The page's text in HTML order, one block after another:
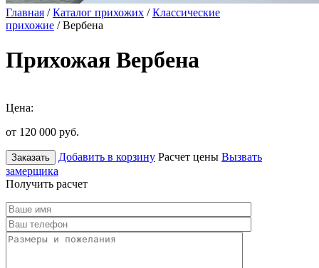
Главная /Каталог прихожих /Классические
прихожие / Вербена
Прихожая Вербена
Цена:
от 120 000 руб.
Заказать Добавить в корзину Расчет цены Вызвать
замерщика
Получить расчет